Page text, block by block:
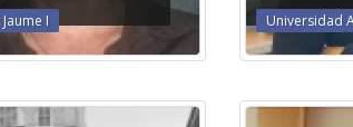
I Universidad